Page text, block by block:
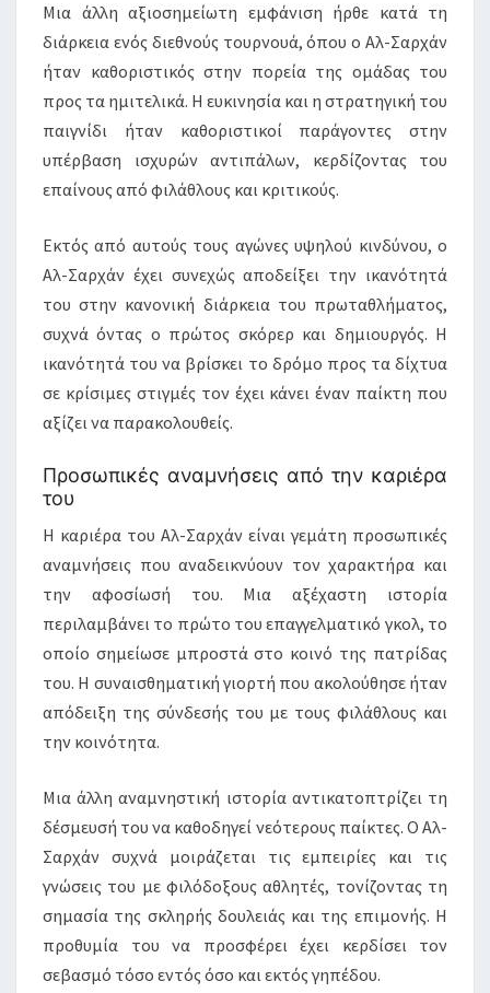
Μια άλλη αξιοσημείωτη εμφάνιση ήρθε κατά τη
διάρκεια ενός διεθνούς τουρνουά, όπου ο Αλ-Σαρχάν
ήταν καθοριστικός στην πορεία της ομάδας του
προς τα ημιτελικά. Η ευκινησία και η στρατηγική του
παιγνίδι ήταν καθοριστικοί παράγοντες στην
υπέρβαση ισχυρών αντιπάλων, κερδίζοντας του
επαίνους από φιλάθλους και κριτικούς.
Εκτός από αυτούς τους αγώνες υψηλού κινδύνου, ο
Αλ-Σαρχάν έχει συνεχώς αποδείξει την ικανότητά
του στην κανονική διάρκεια του πρωταθλήματος,
συχνά όντας ο πρώτος σκόρερ και δημιουργός. Η
ικανότητά του να βρίσκει το δρόμο προς τα δίχτυα
σε κρίσιμες στιγμές τον έχει κάνει έναν παίκτη που
αξίζει να παρακολουθείς.
Προσωπικές αναμνήσεις από την καριέρα
του
Η καριέρα του Αλ-Σαρχάν είναι γεμάτη προσωπικές
αναμνήσεις που αναδεικνύουν τον χαρακτήρα και
την αφοσίωσή του. Μια αξέχαστη ιστορία
περιλαμβάνει το πρώτο του επαγγελματικό γκολ, το
οποίο σημείωσε μπροστά στο κοινό της πατρίδας
του. Η συναισθηματική γιορτή που ακολούθησε ήταν
απόδειξη της σύνδεσής του με τους φιλάθλους και
την κοινότητα.
Μια άλλη αναμνηστική ιστορία αντικατοπτρίζει τη
δέσμευσή του να καθοδηγεί νεότερους παίκτες. Ο Αλ-
Σαρχάν συχνά μοιράζεται τις εμπειρίες και τις
γνώσεις του με φιλόδοξους αθλητές, τονίζοντας τη
σημασία της σκληρής δουλειάς και της επιμονής. Η
προθυμία του να προσφέρει έχει κερδίσει τον
σεβασμό τόσο εντός όσο και εκτός γηπέδου.